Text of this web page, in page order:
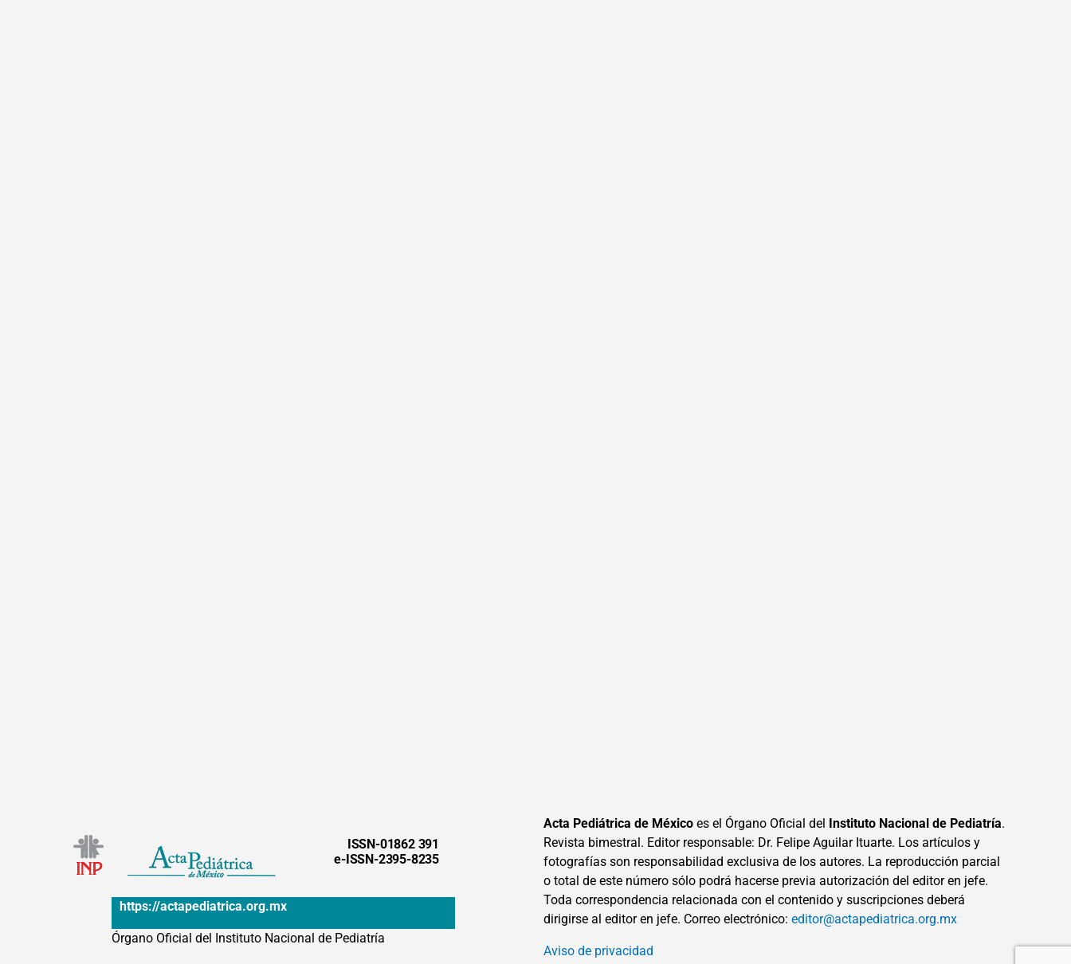
ISSN-01862 391
e-ISSN-2395-8235
https://actapediatrica.org.mx
Órgano Oficial del Instituto Nacional de Pediatría
Acta Pediátrica de México es el Órgano Oficial del Instituto Nacional de Pediatría.
Revista bimestral. Editor responsable: Dr. Felipe Aguilar Ituarte. Los artículos y
fotografías son responsabilidad exclusiva de los autores. La reproducción parcial
o total de este número sólo podrá hacerse previa autorización del editor en jefe.
Toda correspondencia relacionada con el contenido y suscripciones deberá
dirigirse al editor en jefe. Correo electrónico: editor@actapediatrica.org.mx
Aviso de privacidad